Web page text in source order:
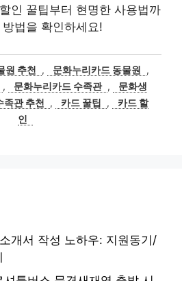
인 꿀팁부터 현명한 사용법까
법을 확인하세요!
원 추천 , 문화누리카드 동물원
,
, 문화누리카드 수족관 ,
문화생
족관 추천 , 카드 꿀팁 ,
카드 할
인
개서 작성 노하우: 지원동기/